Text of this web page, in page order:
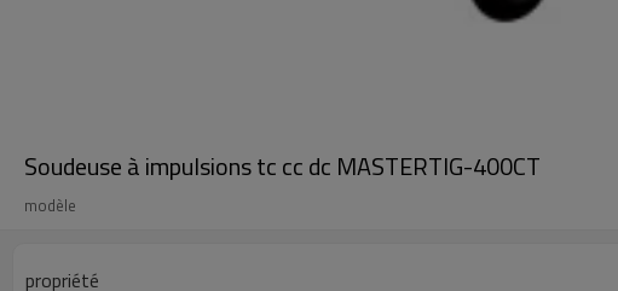
Soudeuse à impulsions tc cc dc MASTERTIG-400CT
modèle
propriété